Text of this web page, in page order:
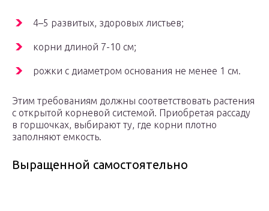
4–5 развитых, здоровых листьев;
корни длиной 7-10 см;
рожки с диаметром основания не менее 1 см.
Этим требованиям должны соответствовать растения
с открытой корневой системой. Приобретая рассаду
в горшочках, выбирают ту, где корни плотно
заполняют емкость.
Выращенной самостоятельно